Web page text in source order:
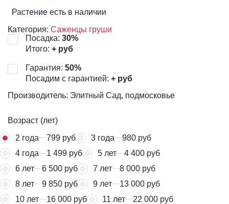
Растение есть в наличии
Категория: Саженцы груши
Посадка: 30%
Итого: + руб
Гарантия: 50%
Посадим с гарантией: + руб
Производитель: Элитный Сад, подмосковье
Возраст (лет)
2 года
799 руб 3 года
980 руб
4 года
1 499 руб 5 лет
4 400 руб
6 лет
6 500 руб 7 лет
8 000 руб
8 лет
9 850 руб 9 лет
13 000 руб
10 лет
16 000 руб 11 лет
22 000 руб